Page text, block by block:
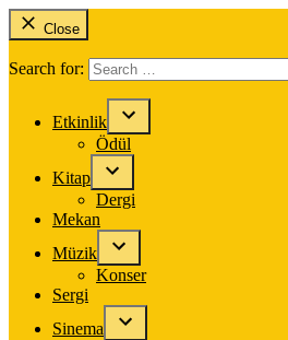
Close
Search for:
Etkinlik
Ödül
Kitap
Dergi
Mekan
Müzik
Konser
Sergi
Sinema